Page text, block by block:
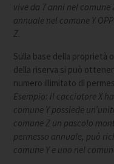
vive da 7 anni nel comune
annuale nel comune Y
Z.
Sulla base della proprietà
della riserva si può
numero illimitato di
Esempio: il cacciatore X
comune Y possiede
comune Z un pascolo
permesso annuale, può
comune Y e uno nel